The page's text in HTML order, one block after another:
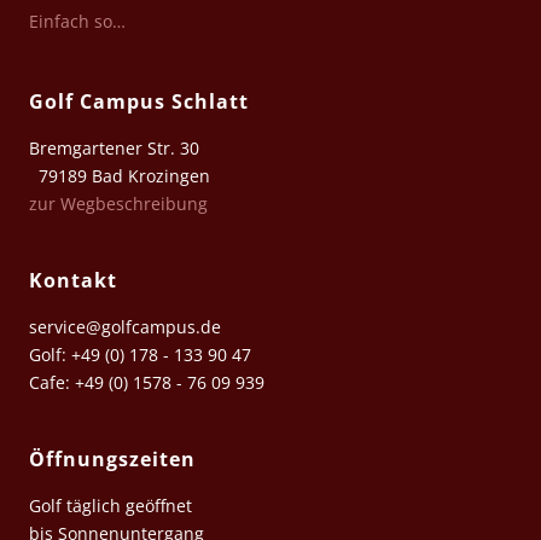
Einfach so…
Golf Campus Schlatt
Bremgartener Str. 30
79189 Bad Krozingen
zur Wegbeschreibung
Kontakt
service@golfcampus.de
Golf: +49 (0) 178 - 133 90 47
Cafe: +49 (0) 1578 - 76 09 939
Öffnungszeiten
Golf täglich geöffnet
bis Sonnenuntergang